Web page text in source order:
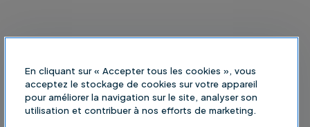
En cliquant sur « Accepter tous les cookies », vous
acceptez le stockage de cookies sur votre appareil
pour améliorer la navigation sur le site, analyser son
utilisation et contribuer à nos efforts de marketing.